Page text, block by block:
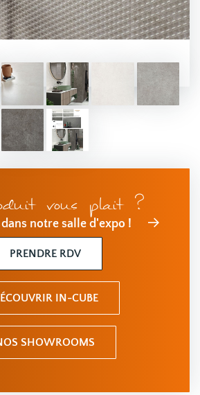
vous plait ?
notre salle d'expo !
PRENDRE RDV
IN-CUBE
SHOWROOMS